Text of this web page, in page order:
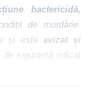
bactericidă,
de murdărie.
și esteavizat și
de siguranță ridicat
2000ml